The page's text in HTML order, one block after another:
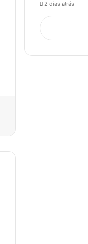
2 dias atrás